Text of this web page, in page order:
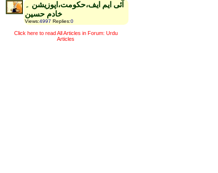
آئی ایم ایف،حکومت،اپوزیشن ۔
خادم حسین
Views:4997 Replies:0
Click here to read All Articles in Forum: Urdu
Articles